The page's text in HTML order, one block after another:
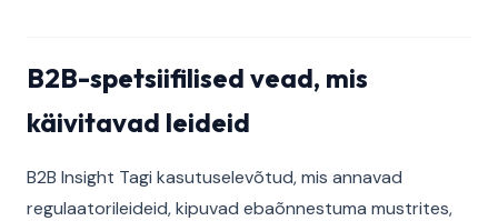
B2B-spetsiifilised vead, mis
käivitavad leideid
B2B Insight Tagi kasutuselevõtud, mis annavad
regulaatorileideid, kipuvad ebaõnnestuma mustrites,